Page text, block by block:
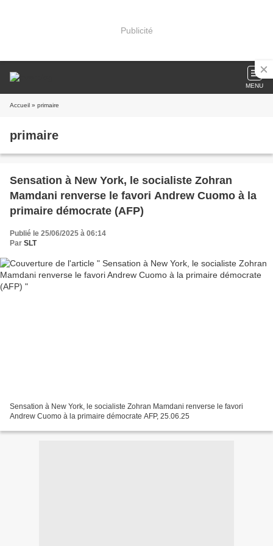
Publicité
MENU
Accueil » primaire
primaire
Sensation à New York, le socialiste Zohran
Mamdani renverse le favori Andrew Cuomo à la
primaire démocrate (AFP)
Publié le 25/06/2025 à 06:14
Par SLT
Sensation à New York, le socialiste Zohran Mamdani renverse le favori
Andrew Cuomo à la primaire démocrate AFP, 25.06.25